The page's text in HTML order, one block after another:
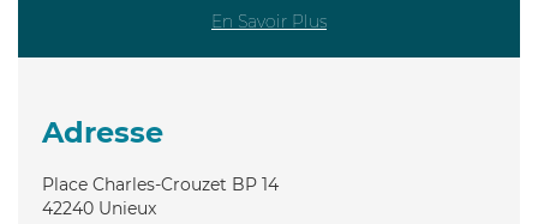
En Savoir Plus
Adresse
Place Charles-Crouzet BP 14
42240 Unieux